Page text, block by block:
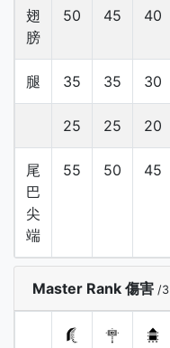
翅
膀
50 45 40
腿 35 35 30
25 25 20
尾
巴
尖
端
55 50 45
Master Rank 傷害 /3